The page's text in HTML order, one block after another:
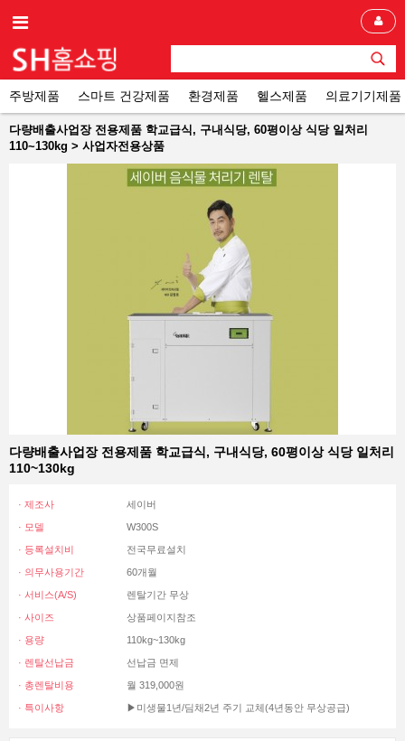
주방제품 스마트 건강제품 환경제품 헬스제품 의료기기제품
다량배출사업장 전용제품 학교급식, 구내식당, 60평이상 식당 일처리
110~130kg > 사업자전용상품
다량배출사업장 전용제품 학교급식, 구내식당, 60평이상 식당 일처리
110~130kg
· 제조사 세이버
· 모델 W300S
· 등록설치비 전국무료설치
· 의무사용기간 60개월
· 서비스(A/S) 렌탈기간 무상
· 사이즈 상품페이지참조
· 용량 110kg~130kg
· 렌탈선납금 선납금 면제
· 총렌탈비용 월 319,000원
· 특이사항 ▶미생물1년/딤채2년 주기 교체(4년동안 무상공급)